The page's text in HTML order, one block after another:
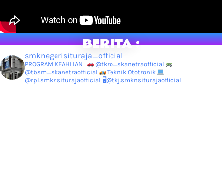
BERITA :
smknegerisituraja_official
PROGRAM KEAHLIAN :
@tkro_skanetraofficial
@tbsm_skanetraofficial
Teknik Ototronik
@rpl.smknsiturajaofficial 🖥@tkj.smknsiturajaofficial